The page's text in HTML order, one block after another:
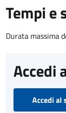
Tempi e
Durata massima
Accedi
Accedi al